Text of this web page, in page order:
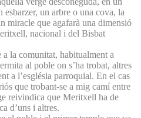
un arbre o una cova, la
miracle que agafarà una dimensió
nacional i del Bisbat
la comunitat, habitualment a
al poble on s’ha trobat, altres
a l’església parroquial. En el cas
que trobant-se a mig camí entre
reivindica que Meritxell ha de
d’uns i altres.